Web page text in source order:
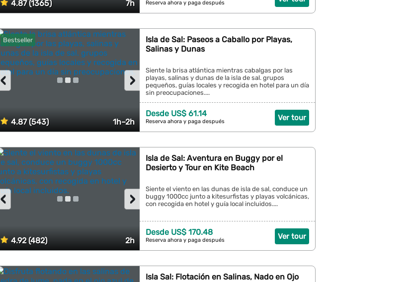
4.87 (1365) 7h Reserva ahora y paga después
Bestseller
4.87 (543) 1h–2h
›
‹
Isla de Sal: Paseos a Caballo por Playas,
Salinas y Dunas
Siente la brisa atlántica mientras cabalgas por las
playas, salinas y dunas de la isla de sal. grupos
pequeños, guías locales y recogida en hotel para un día
sin preocupaciones....
Ver tour
Desde US$ 61.14
Reserva ahora y paga después
4.92 (482) 2h
›
‹
Isla de Sal: Aventura en Buggy por el
Desierto y Tour en Kite Beach
Siente el viento en las dunas de isla de sal, conduce un
buggy 1000cc junto a kitesurfistas y playas volcánicas,
con recogida en hotel y guía local incluidos....
Ver tour
Desde US$ 170.48
Reserva ahora y paga después
Isla Sal: Flotación en Salinas, Nado en Ojo